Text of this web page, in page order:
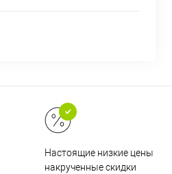
Настоящие низкие цены и
накрученные скидки